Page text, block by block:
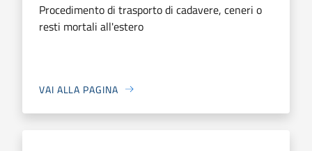
Procedimento di trasporto di cadavere, ceneri o
resti mortali all'estero
VAI ALLA PAGINA